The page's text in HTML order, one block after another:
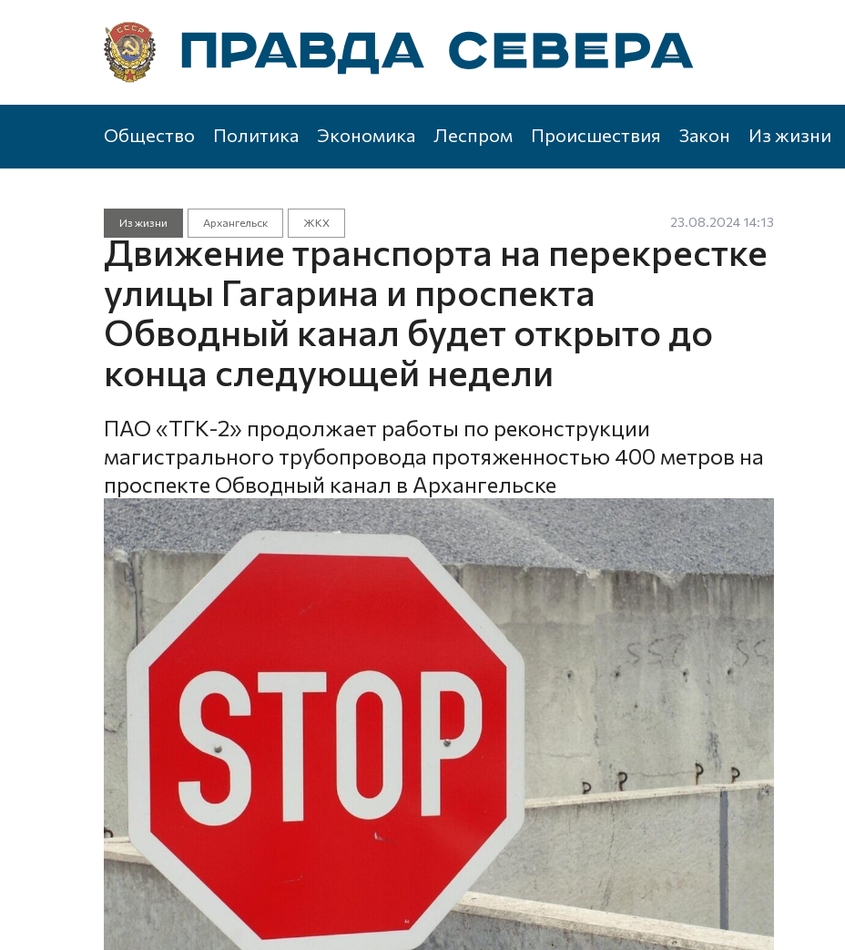
Общество Политика Экономика Леспром Происшествия Закон Из жизни
Из жизни Архангельск ЖКХ 23.08.2024 14:13
Движение транспорта на перекрестке
улицы Гагарина и проспекта
Обводный канал будет открыто до
конца следующей недели
ПАО «ТГК-2» продолжает работы по реконструкции
магистрального трубопровода протяженностью 400 метров на
проспекте Обводный канал в Архангельске